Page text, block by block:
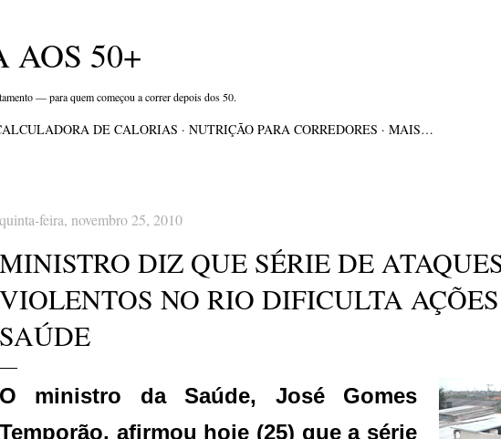
AOS 50+
— para quem começou a correr depois dos 50.
DE CALORIAS NUTRIÇÃO PARA CORREDORES MAIS…
quinta-feira, novembro 25, 2010
MINISTRO DIZ QUE SÉRIE DE
VIOLENTOS NO RIO DIFICULTA
SAÚDE
O ministro da Saúde, José Gomes
Temporão, afirmou hoje (25) que a série